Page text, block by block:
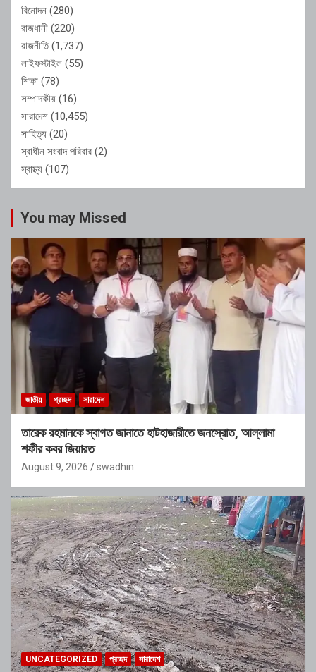
বিনোদন (280)
রাজধানী (220)
রাজনীতি(1,737)
লাইফস্টাইল (55)
শিক্ষা (78)
সম্পাদকীয় (16)
সারাদেশ (10,455)
সাহিত্য (20)
স্বাধীন সংবাদ পরিবার (2)
স্বাস্থ্য (107)
You may Missed
জাতীয় প্রচ্ছদ সারাদেশ
তারেক রহমানকে স্বাগত জানাতে হাটহাজারীতে জনস্রোত, আল্লামা
শফীর কবর জিয়ারত
August 9, 2026 swadhin
UNCATEGORIZED প্রচ্ছদ সারাদেশ